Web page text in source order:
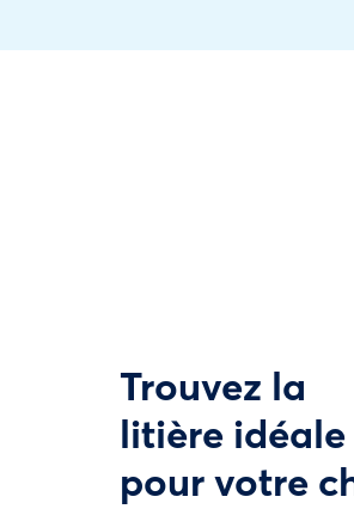
Trouvez la
litière idéale
pour votre